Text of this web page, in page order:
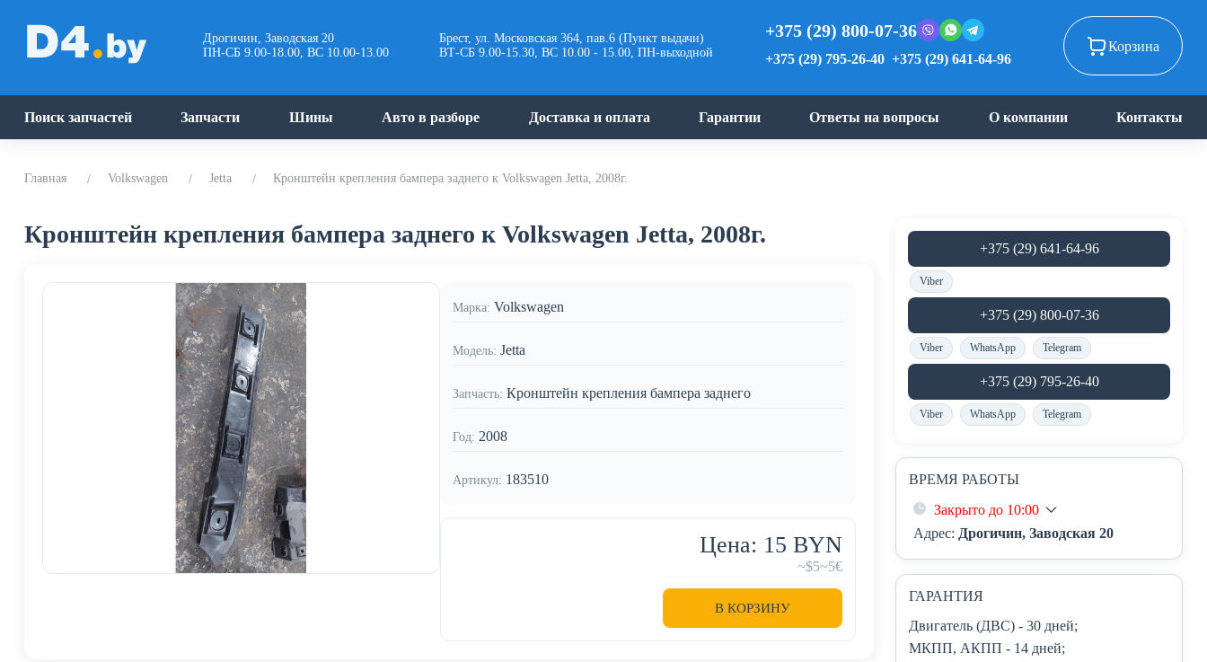
Дрогичин, Заводская 20
ПН-СБ 9.00-18.00, ВС 10.00-13.00
Брест, ул. Московская 364, пав.6 (Пункт выдачи)
ВТ-СБ 9.00-15.30, ВС 10.00 - 15.00, ПН-выходной
+375 (29) 800-07-36
+375 (29) 795-26-40 +375 (29) 641-64-96
Корзина
Поиск запчастей Запчасти Шины Авто в разборе Доставка и оплата Гарантии Ответы на вопросы О компании Контакты
Главная Volkswagen Jetta Кронштейн крепления бампера заднего к Volkswagen Jetta, 2008г.
Кронштейн крепления бампера заднего к Volkswagen Jetta, 2008г.
Марка: Volkswagen
Модель: Jetta
Запчасть: Кронштейн крепления бампера заднего
Год: 2008
Артикул: 183510
Цена: 15 BYN
~$5~5€
В КОРЗИНУ
+375 (29) 641-64-96
Viber
+375 (29) 800-07-36
Viber WhatsApp Telegram
+375 (29) 795-26-40
Viber WhatsApp Telegram
ВРЕМЯ РАБОТЫ
Закрыто до 10:00
Адрес: Дрогичин, Заводская 20
ГАРАНТИЯ
Двигатель (ДВС) - 30 дней;
МКПП, АКПП - 14 дней;